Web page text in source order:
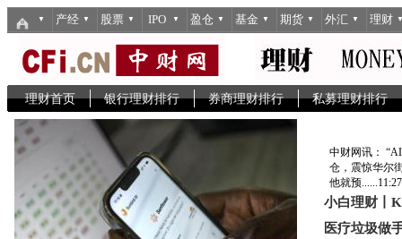
▼ 产经 ▼ 股票 ▼ IPO ▼ 盈仓 ▼ 基金 ▼ 期货 ▼ 外汇 ▼ 理财
理财首页 银行理财排行 券商理财排行 私募理财排行
中财网讯：
仓，震惊华尔
他就预......
小白理财
K
医疗垃圾做